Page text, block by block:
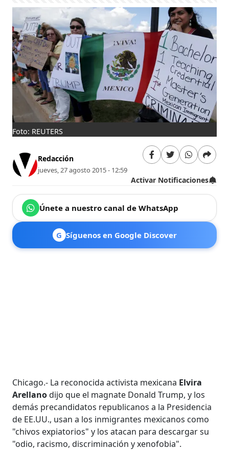
Foto: REUTERS
Redacción
jueves, 27 agosto 2015 - 12:59
Activar Notificaciones
Únete a nuestro canal de WhatsApp
G Síguenos en Google Discover
Chicago.- La reconocida activista mexicana Elvira
Arellanodijo que el magnate Donald Trump, y los
demás precandidatos republicanos a la Presidencia
de EE.UU., usan a los inmigrantes mexicanos como
"chivos expiatorios" y los atacan para descargar su
"odio, racismo, discriminación y xenofobia".